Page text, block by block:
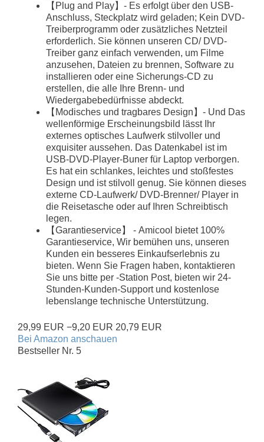
【Plug and Play】- Es erfolgt über den USB-
Anschluss, Steckplatz wird geladen; Kein DVD-
Treiberprogramm oder zusätzliches Netzteil
erforderlich. Sie können unseren CD/ DVD-
Treiber ganz einfach verwenden, um Filme
anzusehen, Dateien zu brennen, Software zu
installieren oder eine Sicherungs-CD zu
erstellen, die alle Ihre Brenn- und
Wiedergabebedürfnisse abdeckt.
【Modisches und tragbares Design】- Und Das
wellenförmige Erscheinungsbild lässt Ihr
externes optisches Laufwerk stilvoller und
exquisiter aussehen. Das Datenkabel ist im
USB-DVD-Player-Buner für Laptop verborgen.
Es hat ein schlankes, leichtes und stoßfestes
Design und ist stilvoll genug. Sie können dieses
externe CD-Laufwerk/ DVD-Brenner/ Player in
die Reisetasche oder auf Ihren Schreibtisch
legen.
【Garantieservice】 - Amicool bietet 100%
Garantieservice, Wir bemühen uns, unseren
Kunden ein besseres Einkaufserlebnis zu
bieten. Wenn Sie Fragen haben, kontaktieren
Sie uns bitte per -Station Post, bieten wir 24-
Stunden-Kunden-Support und kostenlose
lebenslange technische Unterstützung.
29,99 EUR −9,20 EUR 20,79 EUR
Bei Amazon anschauen
Bestseller Nr. 5